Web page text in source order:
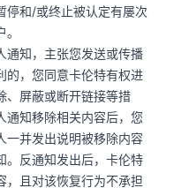
停和/或终止被认定有屡次
通知，主张您发送或传播
的，您同意卡伦特有权进
、屏蔽或断开链接等措
通知移除相关内容后，您
一并发出说明被移除内容
。反通知发出后，卡伦特
，且对该恢复行为不承担